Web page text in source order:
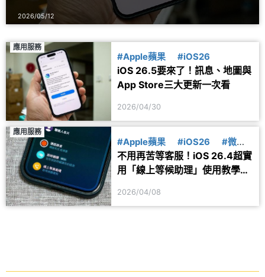
2026/05/12
應用服務
#Apple蘋果 #iOS26
iOS 26.5要來了！訊息、地圖與
App Store三大更新一次看
2026/04/30
應用服務
#Apple蘋果 #iOS26
#微教
學
不用再苦等客服！iOS 26.4超實
用「線上等候助理」使用教學一
2026/04/08